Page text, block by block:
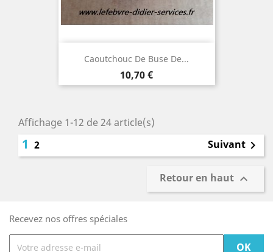
Caoutchouc De Buse De...
Prix
10,70 €
Affichage 1-12 de 24 article(s)
1 2 Suivant 
Retour en haut 
Recevez nos offres spéciales